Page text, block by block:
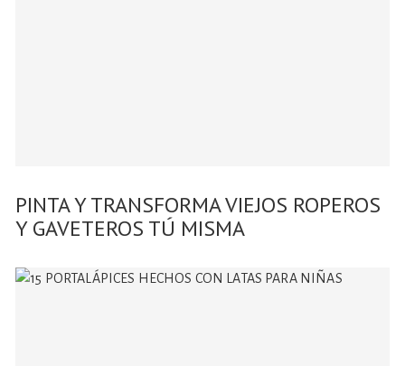
PINTA Y TRANSFORMA VIEJOS ROPEROS
Y GAVETEROS TÚ MISMA